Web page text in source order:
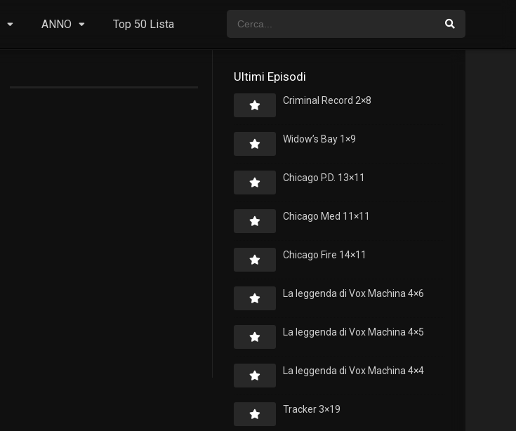
ANNO Top 50 Lista
Ultimi Episodi
Criminal Record 2×8
Widow’s Bay 1×9
Chicago P.D. 13×11
Chicago Med 11×11
Chicago Fire 14×11
La leggenda di Vox Machina 4×6
La leggenda di Vox Machina 4×5
La leggenda di Vox Machina 4×4
Tracker 3×19